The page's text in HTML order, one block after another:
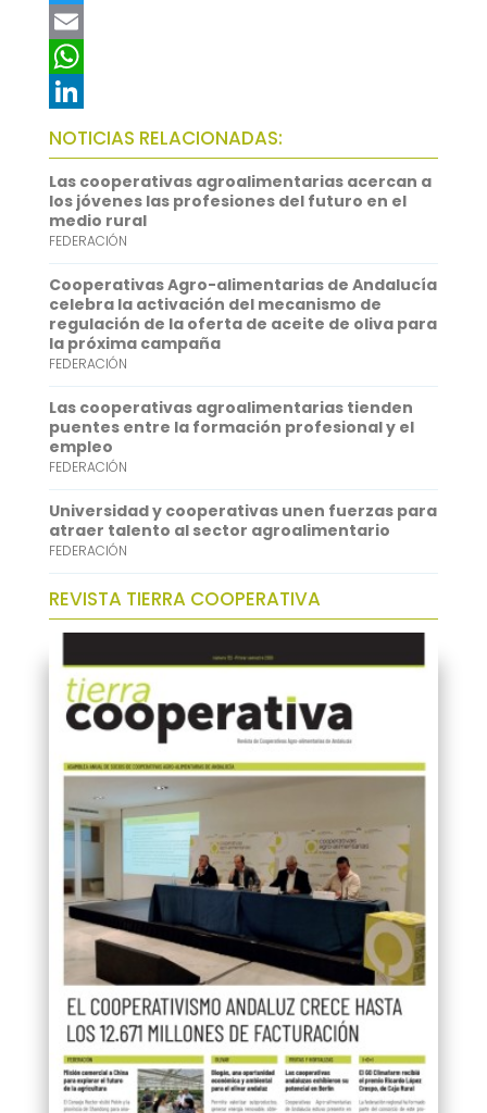
a
c
e
b
o
o
k
T
w
t
t
e
r
E
m
a
i
l
W
h
a
t
s
A
p
p
L
i
n
k
e
d
I
n
NOTICIAS RELACIONADAS:
Las cooperativas agroalimentarias acercan a
los jóvenes las profesiones del futuro en el
medio rural
FEDERACIÓN
Cooperativas Agro-alimentarias de Andalucía
celebra la activación del mecanismo de
regulación de la oferta de aceite de oliva para
la próxima campaña
FEDERACIÓN
Las cooperativas agroalimentarias tienden
puentes entre la formación profesional y el
empleo
FEDERACIÓN
Universidad y cooperativas unen fuerzas para
atraer talento al sector agroalimentario
FEDERACIÓN
REVISTA TIERRA COOPERATIVA